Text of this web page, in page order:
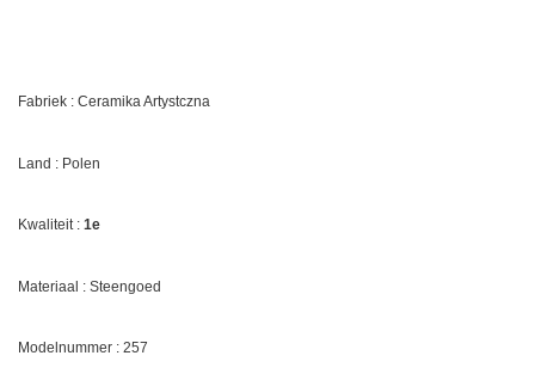
Fabriek : Ceramika Artystczna
Land : Polen
Kwaliteit : 1e
Materiaal : Steengoed
Modelnummer : 257